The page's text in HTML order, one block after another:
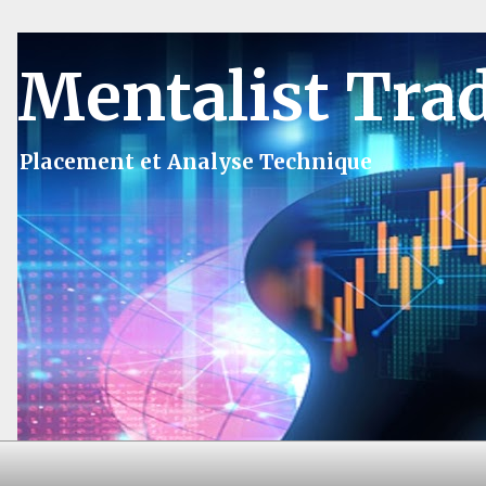
Mentalist
Placement et Analyse Technique